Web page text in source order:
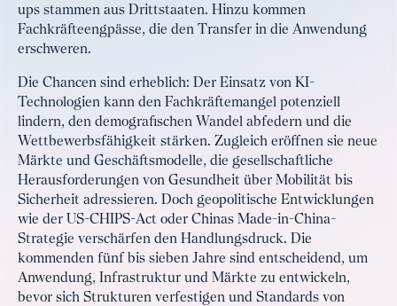
ups stammen aus Drittstaaten. Hinzu kommen
Fachkräfteengpässe, die den Transfer in die Anwendung
erschweren.
Die Chancen sind erheblich: Der Einsatz von KI-
Technologien kann den Fachkräftemangel potenziell
lindern, den demografischen Wandel abfedern und die
Wettbewerbsfähigkeit stärken. Zugleich eröffnen sie neue
Märkte und Geschäftsmodelle, die gesellschaftliche
Herausforderungen von Gesundheit über Mobilität bis
Sicherheit adressieren. Doch geopolitische Entwicklungen
wie der US-CHIPS-Act oder Chinas Made-in-China-
Strategie verschärfen den Handlungsdruck. Die
kommenden fünf bis sieben Jahre sind entscheidend, um
Anwendung, Infrastruktur und Märkte zu entwickeln,
bevor sich Strukturen verfestigen und Standards von